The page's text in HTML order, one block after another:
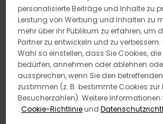
personalisierte Beiträge und Inhalte zu
Leistung von Werbung und Inhalten zu
mehr über ihr Publikum zu erfahren, um
Partner zu entwickeln und zu verbessern.
Wahl so einstellen, dass Sie Cookies,
bedürfen, annehmen oder ablehnen
aussprechen, wenn Sie den
zustimmen (z. B. bestimmte Cookies zur
Besucherzahlen). Weitere Informationen
: Cookie-Richtlinieund